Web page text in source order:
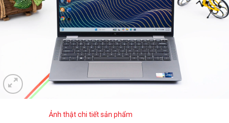
Ảnh thật chi tiết sản phẩm